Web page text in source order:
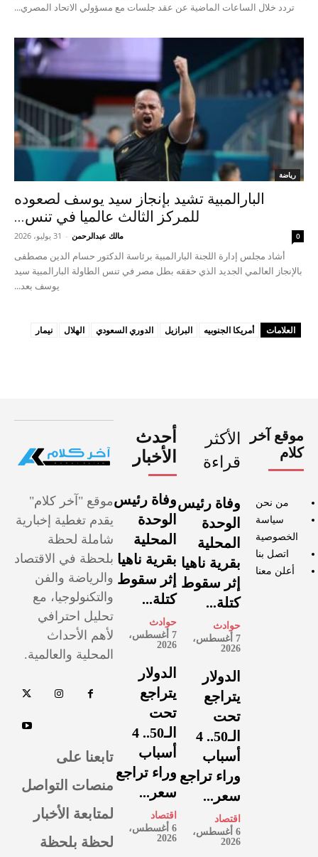
تردد خلال الساعات الماضية عن عقد جلسات مع مسؤولي الاتحاد المصري...
رياضة
البارالمبية تشيد بإنجاز سيد يوسف لصعوده
للمركز الثالث عالميا في تنس...
مالك عبدالرحمن - 31 يوليو، 2026 0
أشاد مجلس إدارة اللجنة البارالمبية برئاسة الدكتور حسام الدين مصطفى
بالإنجاز العالمي الجديد الذي حققه بطل مصر في تنس الطاولة البارالمبية سيد
يوسف بعد...
العلامات أمريكا الجنوبيه البرازيل الدوري السعودي الهلال نيمار
موقع آخر
كلام
من نحن
سياسة
الخصوصية
اتصل بنا
أعلن معنا
الأكثر
قراءة
وفاة رئيس
الوحدة
المحلية
بقرية ناهيا
إثر سقوط
كتلة...
حوادث
7 أغسطس،
2026
الدولار
يتراجع
تحت
الـ50.. 4
أسباب
وراء تراجع
سعر...
اقتصاد
6 أغسطس،
2026
أحدث
الأخبار
وفاة رئيس
الوحدة
المحلية
بقرية ناهيا
إثر سقوط
كتلة...
حوادث
7 أغسطس،
2026
الدولار
يتراجع
تحت
الـ50.. 4
أسباب
وراء تراجع
سعر...
اقتصاد
6 أغسطس،
2026
موقع "آخر كلام"
يقدم تغطية إخبارية
شاملة لحظة
بلحظة في الاقتصاد
والرياضة والفن
والتكنولوجيا، مع
تحليل احترافي
لأهم الأحداث
المحلية والعالمية.
تابعنا على
منصات التواصل
لمتابعة الأخبار
لحظة بلحظة